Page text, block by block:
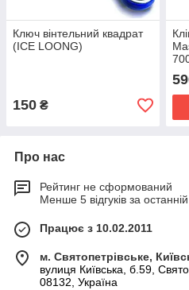
Ключ вінтельний квадрат
(ICE LOONG)
150 ₴
Про нас
Рейтинг не сформований
Менше 5 відгуків за останній
Працює з 10.02.2011
м. Святопетрівське,
вулиця Київська, б.59,
08132, Україна